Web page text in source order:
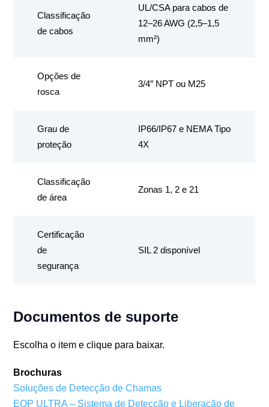
Classificação
de cabos
UL/CSA para cabos de
12–26 AWG (2,5–1,5
mm²)
Opções de
rosca
3/4″ NPT ou M25
Grau de
proteção
IP66/IP67 e NEMA Tipo
4X
Classificação
de área
Zonas 1, 2 e 21
Certificação
de
segurança
SIL 2 disponível
Documentos de suporte
Escolha o item e clique para baixar.
Brochuras
Soluções de Detecção de Chamas
EQP ULTRA – Sistema de Detecção e Liberação de